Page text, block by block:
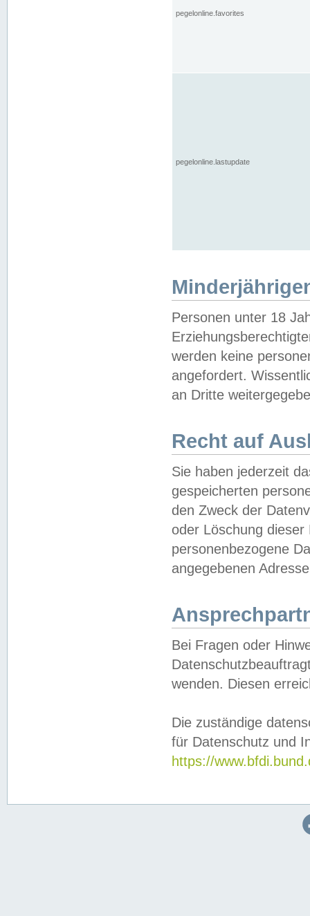
pegelonline.favorites
pegelonline.lastupdate
Personen unter 18
werden keine
angefordert.
an Dritte
Recht auf
Sie haben jederzeit
gespeicherten
den Zweck der
oder Löschung
personenbezogene
angegebenen
Bei Fragen oder
wenden. Diesen
Die zuständige
für Datenschutz und
https://